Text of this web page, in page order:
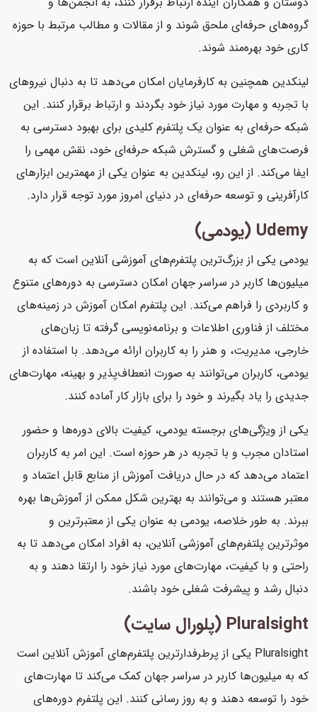
گروه‌های حرفه‌ای ملحق شوند و از مقالات و مطالب مرتبط با حوزه
کاری خود بهره‌مند شوند.
لینکدین همچنین به کارفرمایان امکان می‌دهد تا به دنبال نیروهای
با تجربه و مهارت مورد نیاز خود بگردند و ارتباط برقرار کنند. این
شبکه حرفه‌ای به عنوان یک پلتفرم کلیدی برای بهبود دسترسی به
فرصت‌های شغلی و گسترش شبکه حرفه‌ای خود، نقش مهمی را
ایفا می‌کند. از این رو، لینکدین به عنوان یکی از مهمترین ابزارهای
کارآفرینی و توسعه حرفه‌ای در دنیای امروز مورد توجه قرار دارد.
Udemy (یودمی)
یودمی یکی از بزرگ‌ترین پلتفرم‌های آموزشی آنلاین است که به
میلیون‌ها کاربر در سراسر جهان امکان دسترسی به دوره‌های متنوع
و کاربردی را فراهم می‌کند. این پلتفرم امکان آموزش در زمینه‌های
مختلف از فناوری اطلاعات و برنامه‌نویسی گرفته تا زبان‌های
خارجی، مدیریت، و هنر را به کاربران ارائه می‌دهد. با استفاده از
یودمی، کاربران می‌توانند به صورت انعطاف‌پذیر و بهینه، مهارت‌های
جدیدی را یاد بگیرند و خود را برای بازار کار آماده کنند.
یکی از ویژگی‌های برجسته یودمی، کیفیت بالای دوره‌ها و حضور
استادان مجرب و با تجربه در هر حوزه است. این امر به کاربران
اعتماد می‌دهد که در حال دریافت آموزش از منابع قابل اعتماد و
معتبر هستند و می‌توانند به بهترین شکل ممکن از آموزش‌ها بهره
ببرند. به طور خلاصه، یودمی به عنوان یکی از معتبرترین و
موثرترین پلتفرم‌های آموزشی آنلاین، به افراد امکان می‌دهد تا به
راحتی و با کیفیت، مهارت‌های مورد نیاز خود را ارتقا دهند و به
دنبال رشد و پیشرفت شغلی خود باشند.
Pluralsight (پلورال سایت)
Pluralsight یکی از پرطرفدارترین پلتفرم‌های آموزش آنلاین است
که به میلیون‌ها کاربر در سراسر جهان کمک می‌کند تا مهارت‌های
خود را توسعه دهند و به روز رسانی کنند. این پلتفرم دوره‌های